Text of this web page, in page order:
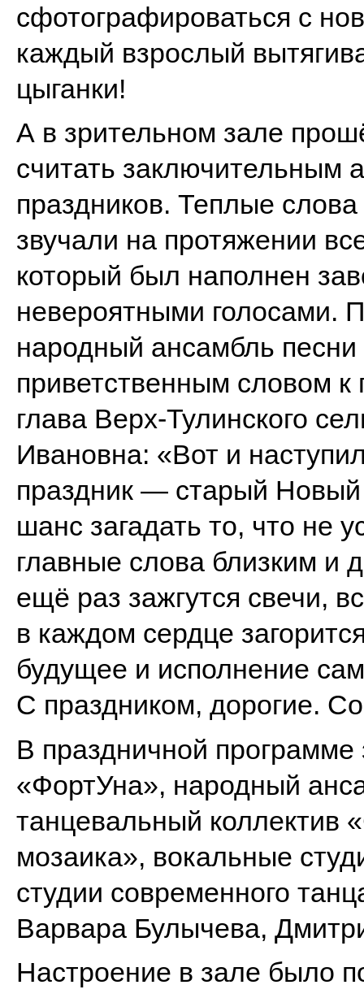
сфотографироваться с
каждый взрослый
цыганки!
А в зрительном зале
считать заключительным
праздников. Теплые
звучали на протяжении
который был наполнен
невероятными голосами.
народный ансамбль
приветственным словом
глава Верх-Тулинского
Ивановна: «Вот и
праздник — старый
шанс загадать то, что не
главные слова близким и
ещё раз зажгутся свечи,
в каждом сердце
будущее и исполнение
С праздником, дорогие.
В праздничной
«ФортУна», народный
танцевальный коллектив
мозаика», вокальные
студии современного
Варвара Булычева,
Настроение в зале было